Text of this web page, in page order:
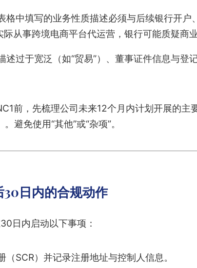
格中填写的业务性质描述必须与后续银行开户
际从事跨境电商平台代运营，银行可能质疑商业
述过于宽泛（如“贸易”）、董事证件信息与登
前，先梳理公司未来12个月内计划开展的主
避免使用“其他”或“杂项”。
日内的合规动作
日内启动以下事项：
SCR）并记录注册地址与控制人信息。